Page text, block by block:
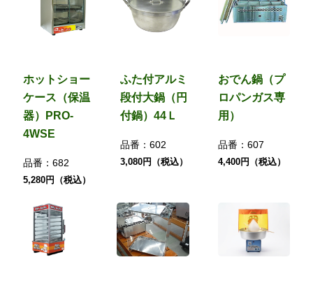
ホットショー
ケース（保温
器）PRO-
4WSE
品番： 682
5,280円（税込）
ふた付アルミ
段付大鍋（円
付鍋）44Ｌ
品番：602
3,080円（税込）
おでん鍋（プ
ロパンガス専
用）
品番：607
4,400円（税込）